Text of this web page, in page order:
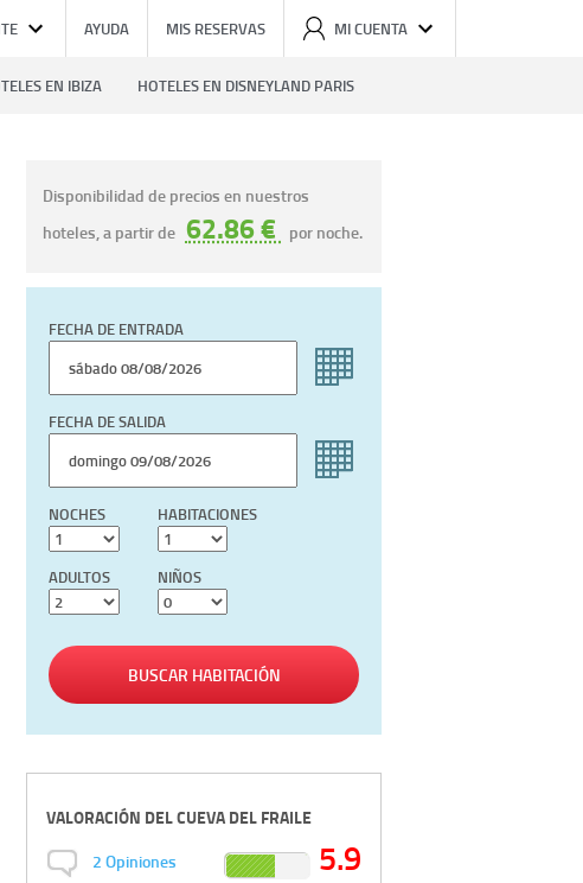
AYUDA MIS RESERVAS MI CUENTA
EN IBIZA HOTELES EN DISNEYLAND PARIS
Disponibilidad de precios en nuestros
hoteles, a partir de 62.86 € por noche.
FECHA DE ENTRADA
FECHA DE SALIDA
NOCHES HABITACIONES
ADULTOS NIÑOS
BUSCAR HABITACIÓN
VALORACIÓN DELCUEVA DEL FRAILE
2Opiniones 5.9